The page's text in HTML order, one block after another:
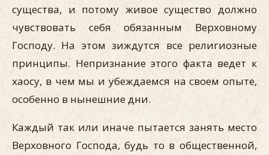
существа, и потому живое существо должно
чувствовать себя обязанным Верховному
Господу. На этом зиждутся все религиозные
принципы. Непризнание этого факта ведет к
хаосу, в чем мы и убеждаемся на своем опыте,
особенно в нынешние дни.
Каждый так или иначе пытается занять место
Верховного Господа, будь то в общественной,